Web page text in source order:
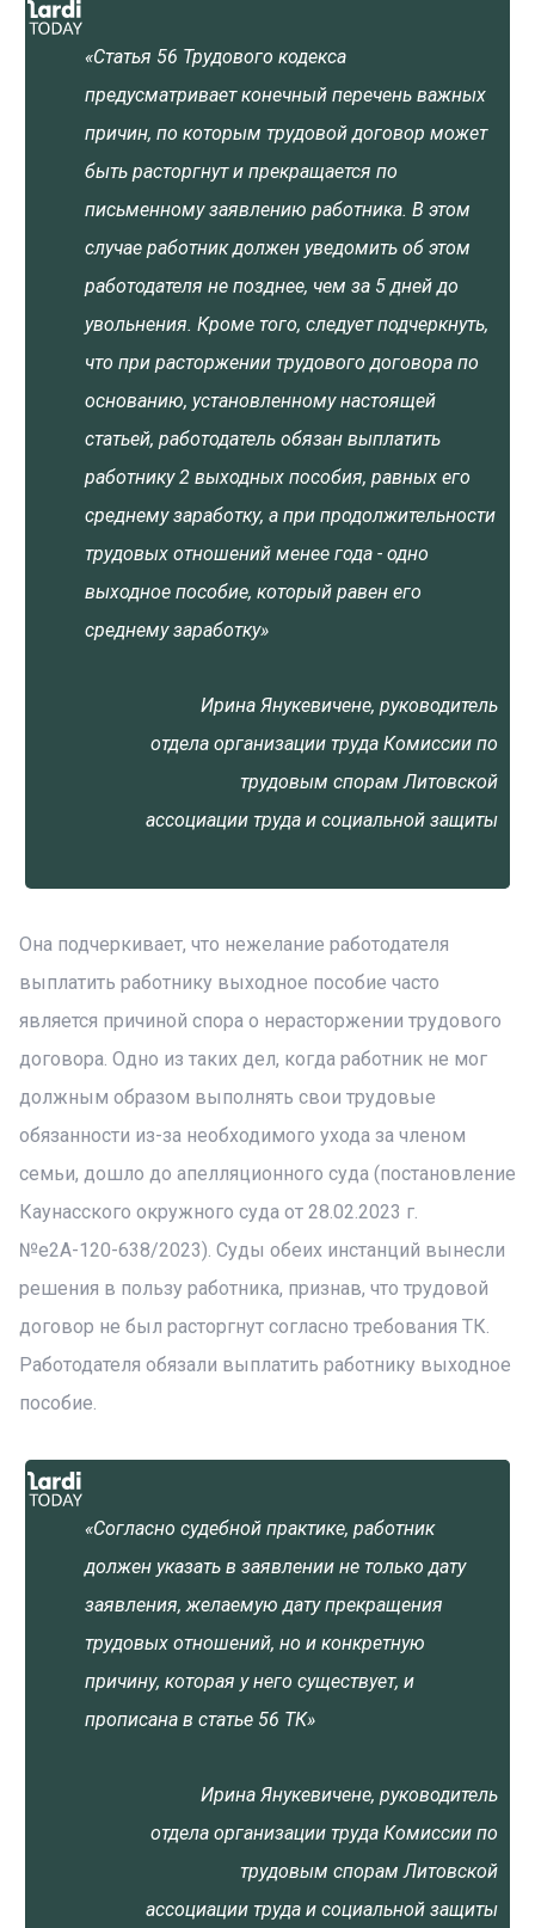
«Статья 56 Трудового кодекса
предусматривает конечный перечень важных
причин, по которым трудовой договор может
быть расторгнут и прекращается по
письменному заявлению работника. В этом
случае работник должен уведомить об этом
работодателя не позднее, чем за 5 дней до
увольнения. Кроме того, следует подчеркнуть,
что при расторжении трудового договора по
основанию, установленному настоящей
статьей, работодатель обязан выплатить
работнику 2 выходных пособия, равных его
среднему заработку, а при продолжительности
трудовых отношений менее года - одно
выходное пособие, который равен его
среднему заработку»
Ирина Янукевичене, руководитель
отдела организации труда Комиссии по
трудовым спорам Литовской
ассоциации труда и социальной защиты
Она подчеркивает, что нежелание работодателя
выплатить работнику выходное пособие часто
является причиной спора о нерасторжении трудового
договора. Одно из таких дел, когда работник не мог
должным образом выполнять свои трудовые
обязанности из-за необходимого ухода за членом
семьи, дошло до апелляционного суда (постановление
Каунасского окружного суда от 28.02.2023 г.
№е2А-120-638/2023). Суды обеих инстанций вынесли
решения в пользу работника, признав, что трудовой
договор не был расторгнут согласно требования ТК.
Работодателя обязали выплатить работнику выходное
пособие.
«Согласно судебной практике, работник
должен указать в заявлении не только дату
заявления, желаемую дату прекращения
трудовых отношений, но и конкретную
причину, которая у него существует, и
прописана в статье 56 ТК»
Ирина Янукевичене, руководитель
отдела организации труда Комиссии по
трудовым спорам Литовской
ассоциации труда и социальной защиты